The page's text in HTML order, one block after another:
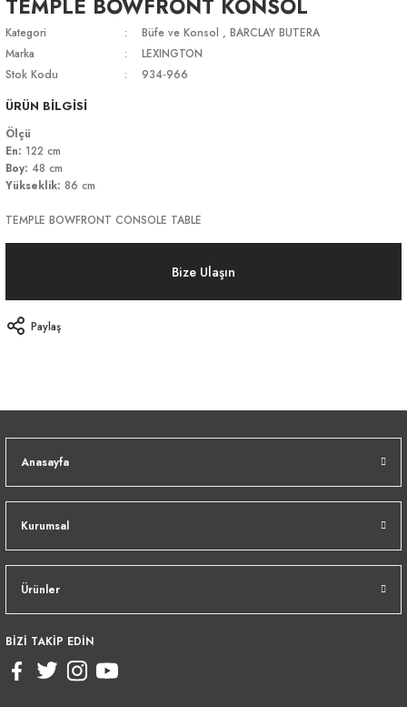
TEMPLE BOWFRONT KONSOL
Kategori Büfe ve Konsol , BARCLAY BUTERA
Marka
LEXINGTON
Stok Kodu
934-966
ÜRÜN BİLGİSİ
Ölçü
En: 122 cm
Boy: 48 cm
Yükseklik: 86 cm
TEMPLE BOWFRONT CONSOLE TABLE
Bize Ulaşın
Paylaş
Anasayfa
Kurumsal
Ürünler
BİZİ TAKİP EDİN